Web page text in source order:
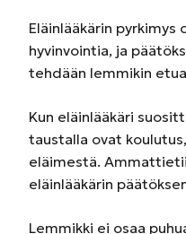
Eläinlääkärin pyrkimys
hyvinvointia, ja
tehdään lemmikin
Kun eläinlääkäri
taustalla ovat
eläimestä.
eläinlääkärin
Lemmikki ei osaa